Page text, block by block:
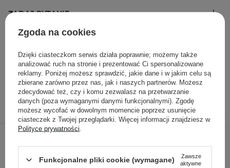
62,00 zł /
DODAJ DO KOSZYKA
ZADAJ PYTANIE
12,40 zł/100 ml, w tym VAT
ID towaru: 27873
Zgoda na cookies
Dzięki ciasteczkom serwis działa poprawnie; możemy także
analizować ruch na stronie i prezentować Ci spersonalizowane
reklamy. Poniżej możesz sprawdzić, jakie dane i w jakim celu są
zbierane zarówno przez nas, jak i naszych partnerów. Możesz
zdecydować też, czy i komu zezwalasz na przetwarzanie
danych (poza wymaganymi danymi funkcjonalnymi). Zgodę
możesz wycofać w dowolnym momencie poprzez usunięcie
ciasteczek z Twojej przeglądarki. Więcej informacji znajdziesz w
Polityce prywatności
Funkcjonalne pliki cookie (wymagane)
Zawsze
aktywne